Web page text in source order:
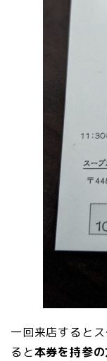
一回来店すると
ると本券を持参